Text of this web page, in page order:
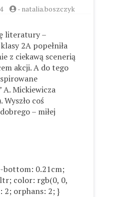
- natalia.boszczyk
literatury –
2A popełniła
z ciekawą scenerią
akcji. A do tego
A. Mickiewicza
Wyszło coś
– miłej
bottom: 0.21cm;
color: rgb(0, 0,
2; orphans: 2; }